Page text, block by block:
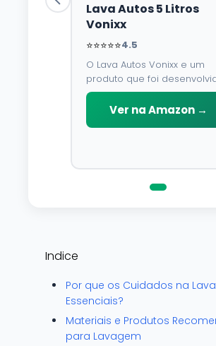
Lava Autos 5 Litros
Vonixx
⭐⭐⭐⭐⭐4.5
O Lava Autos Vonixx e um
produto que foi
para limpar, proteger e
conservar a lataria do
Por possuir pH neutro, pode
Ver na Amazon →
Indice
Por que os Cuidados na
Essenciais?
Materiais e Produtos
para Lavagem